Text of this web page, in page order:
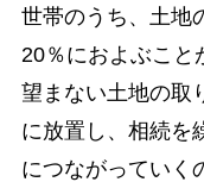
世帯のうち、土地
20％におよぶこと
望まない土地の取
に放置し、相続を
につながっていく